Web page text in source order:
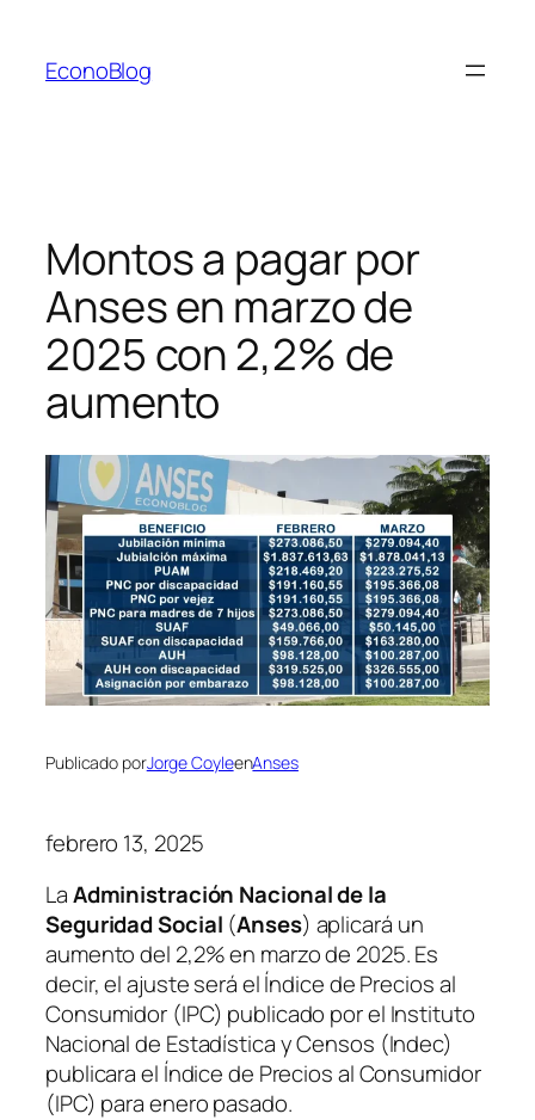
contenido
EconoBlog
Montos a pagar por
Anses en marzo de
2025 con 2,2% de
aumento
Publicado porJorge CoyleenAnses
febrero 13, 2025
LaAdministración Nacional de la
Seguridad Social (Anses) aplicará un
aumento del 2,2% en marzo de 2025. Es
decir, el ajuste será el Índice de Precios al
Consumidor (IPC) publicado por el Instituto
Nacional de Estadística y Censos (Indec)
publicara el Índice de Precios al Consumidor
(IPC) para enero pasado.